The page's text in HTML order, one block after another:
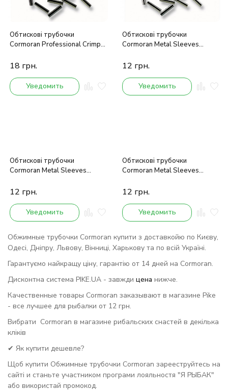
Обтискові трубочки
Cormoran Professional Crimps
18 грн.
Уведомить
Обтискові трубочки
Cormoran Metal Sleeves
12 грн.
Уведомить
Обтискові трубочки
Cormoran Metal Sleeves
12 грн.
Уведомить
Обтискові трубочки
Cormoran Metal Sleeves
12 грн.
Уведомить
Обжимные трубочки Cormoran купити з доставкойю по Києву,
Одесі, Дніпру, Львову, Вінниці, Харькову та по всій Україні.
Гарантуємо найкращу ціну, гарантію от 14 дней на Cormoran.
Дисконтна система PIKE.UA - завжди цена нижче.
Качественные товары Cormoran заказывают в магазине Pike
- все лучшее для рыбалки от 12 грн.
Вибрати Cormoran в магазине рибальских снастей в декілька
кліків
✔ Як купити дешевле?
Щоб купити Обжимные трубочки Cormoran зарееструйтесь на
сайті и станьте участником програми лояльностя "Я РЫБАК"
або використай промокод.